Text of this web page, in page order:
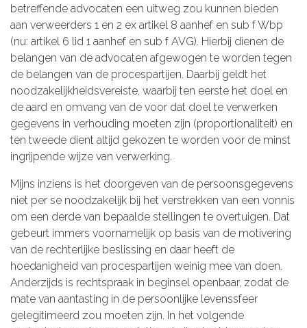
betreffende advocaten een uitweg zou kunnen bieden
aan verweerders 1 en 2 ex artikel 8 aanhef en sub f Wbp
(nu: artikel 6 lid 1 aanhef en sub f AVG). Hierbij dienen de
belangen van de advocaten afgewogen te worden tegen
de belangen van de procespartijen. Daarbij geldt het
noodzakelijkheidsvereiste, waarbij ten eerste het doel en
de aard en omvang van de voor dat doel te verwerken
gegevens in verhouding moeten zijn (proportionaliteit) en
ten tweede dient altijd gekozen te worden voor de minst
ingrijpende wijze van verwerking.
Mijns inziens is het doorgeven van de persoonsgegevens
niet per se noodzakelijk bij het verstrekken van een vonnis
om een derde van bepaalde stellingen te overtuigen. Dat
gebeurt immers voornamelijk op basis van de motivering
van de rechterlijke beslissing en daar heeft de
hoedanigheid van procespartijen weinig mee van doen.
Anderzijds is rechtspraak in beginsel openbaar, zodat de
mate van aantasting in de persoonlijke levenssfeer
gelegitimeerd zou moeten zijn. In het volgende